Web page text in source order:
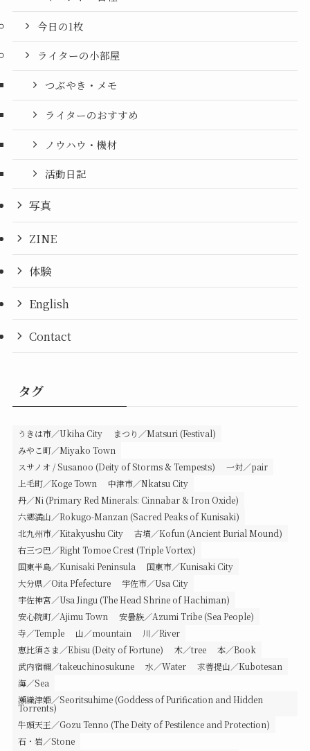
今日の1枚
ライターの小部屋
つぶやき・メモ
ライターのおすすめ
ノウハウ・機材
活動日記
写真
ZINE
体験
English
Contact
タグ
うきは市／Ukiha City
まつり／Matsuri (Festival)
みやこ町／Miyako Town
スサノオ / Susanoo (Deity of Storms & Tempests)
一対／pair
上毛町／Koge Town
中津市／Nkatsu City
丹／Ni (Primary Red Minerals: Cinnabar & Iron Oxide)
六郷満山／Rokugo-Manzan (Sacred Peaks of Kunisaki)
北九州市／Kitakyushu City
古墳／Kofun (Ancient Burial Mound)
右三つ巴／Right Tomoe Crest (Triple Vortex)
国東半島／Kunisaki Peninsula
国東市／Kunisaki City
大分県／Oita Pfefecture
宇佐市／Usa City
宇佐神宮／Usa Jingu (The Head Shrine of Hachiman)
安心院町／Ajimu Town
安曇族／Azumi Tribe (Sea People)
寺／Temple
山／mountain
川／River
恵比須さま／Ebisu (Deity of Fortune)
木／tree
本／Book
武内宿禰／takeuchinosukune
水／Water
求菩提山／Kubotesan
海／Sea
瀬織津姫／Seoritsuhime (Goddess of Purification and Hidden
Torrents)
牛頭天王／Gozu Tenno (The Deity of Pestilence and Protection)
石・岩／Stone